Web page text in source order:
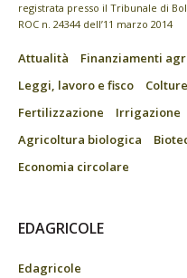
registrata presso il Tribunale di
ROC n. 24344 dell’11 marzo 2014
Attualità Finanziamenti
Leggi, lavoro e fisco
Colture
Fertilizzazione
Irrigazione
Agricoltura biologica
Economia circolare
EDAGRICOLE
Edagricole